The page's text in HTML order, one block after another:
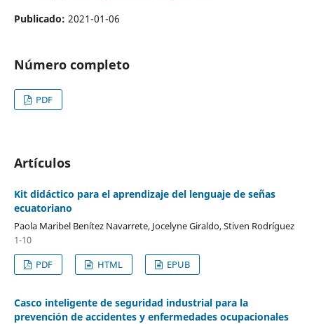
Publicado: 2021-01-06
Número completo
PDF
Artículos
Kit didáctico para el aprendizaje del lenguaje de señas
ecuatoriano
Paola Maribel Benítez Navarrete, Jocelyne Giraldo, Stiven Rodríguez
1-10
PDF
HTML EPUB
Casco inteligente de seguridad industrial para la
prevención de accidentes y enfermedades ocupacionales